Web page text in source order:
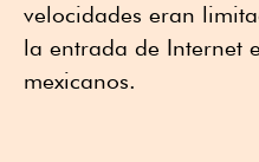
velocidades eran
la entrada de Internet
mexicanos.